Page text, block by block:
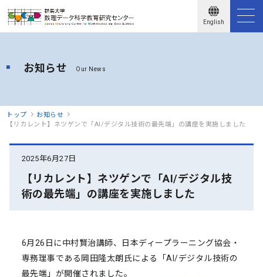
English
お知らせ Our News
トップ
お知らせ
【リカレント】ネツゲンで「AI/デジタル技術の最先端」の講座を実施しました
2025年6月27日
【リカレント】ネツゲンで「AI/デジタル技
術の最先端」の講座を実施しました
6月26日に中村賢治講師、日本ディープラーニング協会・
専務理事である岡田隆太朗氏による「AI/デジタル技術の
最先端」が開催されました。